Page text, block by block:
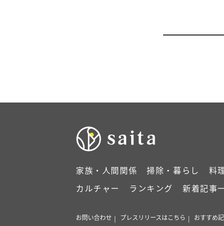
家族・人間関係 掃除・暮らし 料
カルチャー
ランキング 新着記事
お問い合わせ プレスリリースはこちら おすすめ